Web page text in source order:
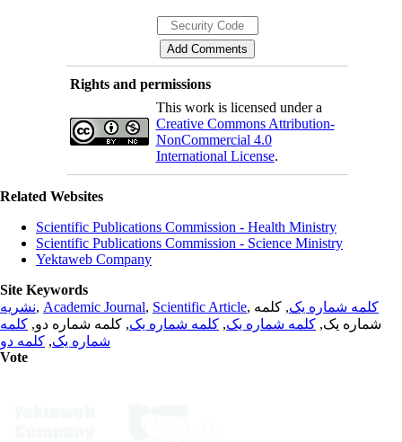
Rights and permissions
This work is licensed under a
Creative Commons Attribution-
NonCommercial 4.0
International License.
Related Websites
Scientific Publications Commission - Health Ministry
Scientific Publications Commission - Science Ministry
Yektaweb Company
Site Keywords
نشریه, Academic Journal, Scientific Article, کلمه شماره یک, کلمه
شماره یک, کلمه شماره یک, کلمه شماره یک, کلمه شماره دو, کلمه
شماره یک, کلمه دو
Vote